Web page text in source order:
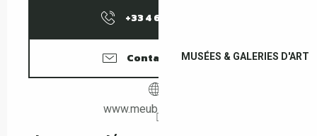
MUSÉES & GALERIES D'ART
+33 4 68 83 02
Contactez-nous
www.meubles-logial.fr